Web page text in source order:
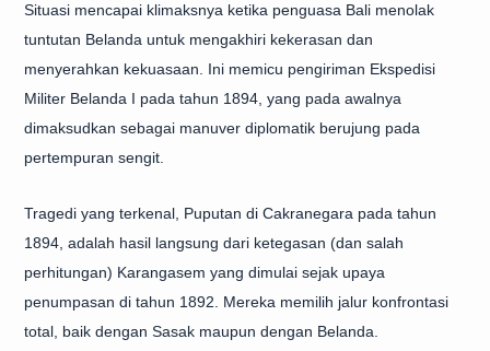
Situasi mencapai klimaksnya ketika penguasa Bali menolak
tuntutan Belanda untuk mengakhiri kekerasan dan
menyerahkan kekuasaan. Ini memicu pengiriman Ekspedisi
Militer Belanda I pada tahun 1894, yang pada awalnya
dimaksudkan sebagai manuver diplomatik berujung pada
pertempuran sengit.
Tragedi yang terkenal, Puputan di Cakranegara pada tahun
1894, adalah hasil langsung dari ketegasan (dan salah
perhitungan) Karangasem yang dimulai sejak upaya
penumpasan di tahun 1892. Mereka memilih jalur konfrontasi
total, baik dengan Sasak maupun dengan Belanda.